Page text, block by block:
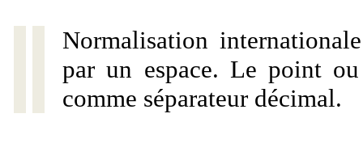
Normalisation
par un espace. Le point
comme séparateur décimal.